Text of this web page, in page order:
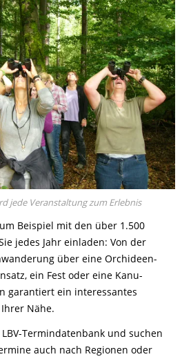
jede Veranstaltung zum Erlebnis
Beispiel mit den über 1.500
jedes Jahr einladen: Von der
über eine Orchideen-
ein Fest oder eine Kanu-
garantiert ein interessantes
Nähe.
Termindatenbank und suchen
auch nach Regionen oder